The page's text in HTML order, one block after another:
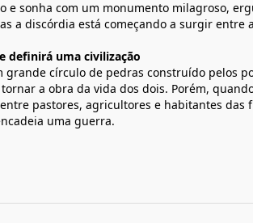
e sonha com um monumento milagroso,
a discórdia está começando a surgir entre
definirá uma civilização
grande círculo de pedras construído pelos
a obra da vida dos dois. Porém,
pastores, agricultores e habitantes das
uma guerra.